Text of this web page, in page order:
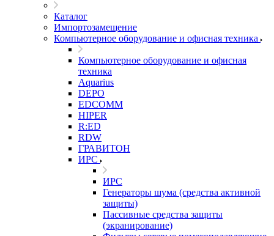
Каталог
Импортозамещение
Компьютерное оборудование и офисная техника
Компьютерное оборудование и офисная
техника
Aquarius
DEPO
EDCOMM
HIPER
R:ED
RDW
ГРАВИТОН
ИРС
ИРС
Генераторы шума (средства активной
защиты)
Пассивные средства защиты
(экранирование)